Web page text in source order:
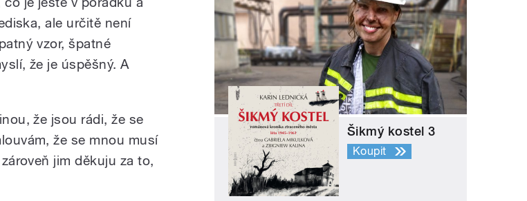
ale určitě není
vzor, špatné
že je úspěšný. A
že jsou rádi, že se
že se mnou musí
jim děkuju za to,
Šikmý kostel 3
Koupit